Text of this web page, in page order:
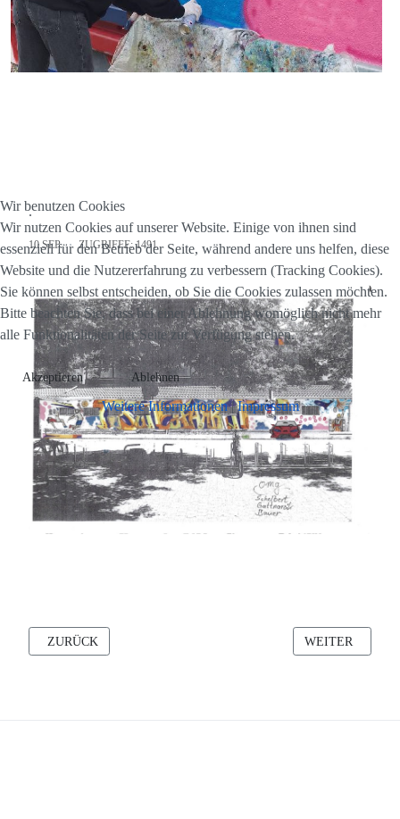
.
10.SEP. ZUGRIFFE: 1491
VORHERIGER BEITRAG: TSV WEIHNACHTSSHOW IN DER
ZURÜCK NÄCHSTER
WEITER
Wir benutzen Cookies
Wir nutzen Cookies auf unserer Website. Einige von ihnen sind
essenziell für den Betrieb der Seite, während andere uns helfen, diese
Website und die Nutzererfahrung zu verbessern (Tracking Cookies).
Sie können selbst entscheiden, ob Sie die Cookies zulassen möchten.
Bitte beachten Sie, dass bei einer Ablehnung womöglich nicht mehr
alle Funktionalitäten der Seite zur Verfügung stehen.
Akzeptieren Ablehnen
Weitere Informationen|Impressum